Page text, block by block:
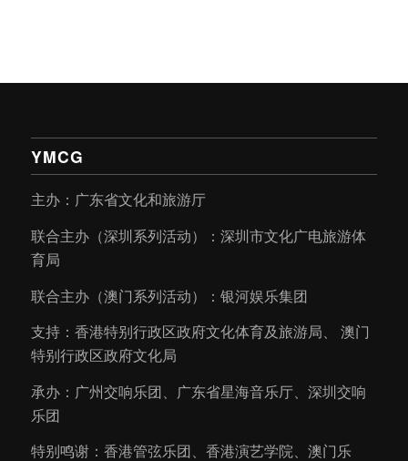
YMCG
主办：广东省文化和旅游厅
联合主办（深圳系列活动）：深圳市文化广电旅游体
育局
联合主办（澳门系列活动）：银河娱乐集团
支持：香港特别行政区政府文化体育及旅游局、 澳门
特别行政区政府文化局
承办：广州交响乐团、广东省星海音乐厅、深圳交响
乐团
特别鸣谢：香港管弦乐团、香港演艺学院、澳门乐